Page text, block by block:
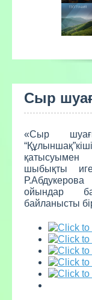
Сыр
«Сыр
шыбықты
ойындар
байланысты